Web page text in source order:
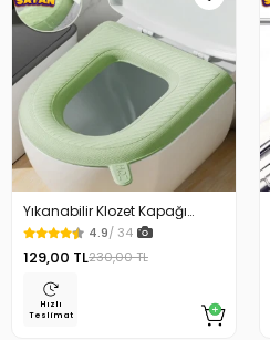
Yıkanabilir Klozet Kapağı
Süngeri Su Geçirmez
4.9/ 34
129,00 TL230,00 TL
Hızlı
Teslimat